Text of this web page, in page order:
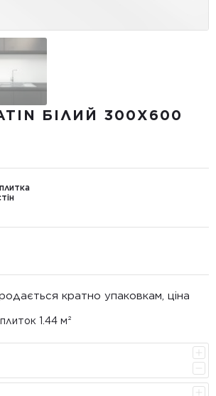
БІЛИЙ 300Х600
кратно упаковкам, ціна
1.44 м²